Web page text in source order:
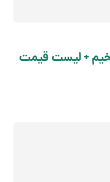
+ لیست قیمت